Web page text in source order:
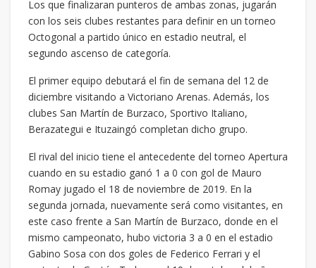
Los que finalizaran punteros de ambas zonas, jugarán
con los seis clubes restantes para definir en un torneo
Octogonal a partido único en estadio neutral, el
segundo ascenso de categoría.
El primer equipo debutará el fin de semana del 12 de
diciembre visitando a Victoriano Arenas. Además, los
clubes San Martín de Burzaco, Sportivo Italiano,
Berazategui e Ituzaingó completan dicho grupo.
El rival del inicio tiene el antecedente del torneo Apertura
cuando en su estadio ganó 1 a 0 con gol de Mauro
Romay jugado el 18 de noviembre de 2019. En la
segunda jornada, nuevamente será como visitantes, en
este caso frente a San Martín de Burzaco, donde en el
mismo campeonato, hubo victoria 3 a 0 en el estadio
Gabino Sosa con dos goles de Federico Ferrari y el